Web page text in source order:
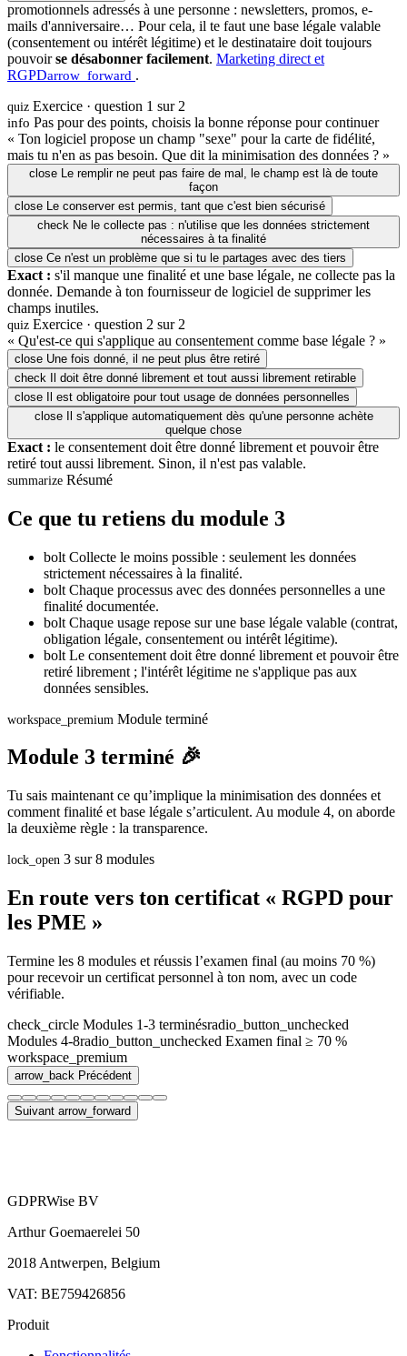
promotionnels adressés à une personne : newsletters, promos, e-
mails d'anniversaire… Pour cela, il te faut une base légale valable
(consentement ou intérêt légitime) et le destinataire doit toujours
pouvoirse désabonner facilement. Marketing direct et
RGPDarrow_forward .
quiz Exercice · question 1 sur 2
info Pas pour des points, choisis la bonne réponse pour continuer
« Ton logiciel propose un champ "sexe" pour la carte de fidélité,
mais tu n'en as pas besoin. Que dit la minimisation des données ? »
close Le remplir ne peut pas faire de mal, le champ est là de toute
façon
close Le conserver est permis, tant que c'est bien sécurisé
check Ne le collecte pas : n'utilise que les données strictement
nécessaires à ta finalité
close Ce n'est un problème que si tu le partages avec des tiers
Exact : s'il manque une finalité et une base légale, ne collecte pas la
donnée. Demande à ton fournisseur de logiciel de supprimer les
champs inutiles.
quiz Exercice · question 2 sur 2
« Qu'est-ce qui s'applique au consentement comme base légale ? »
close Une fois donné, il ne peut plus être retiré
check Il doit être donné librement et tout aussi librement retirable
close Il est obligatoire pour tout usage de données personnelles
close Il s'applique automatiquement dès qu'une personne achète
quelque chose
Exact : le consentement doit être donné librement et pouvoir être
retiré tout aussi librement. Sinon, il n'est pas valable.
summarize Résumé
Ce que tu retiens du module 3
bolt Collecte le moins possible : seulement les données
strictement nécessaires à la finalité.
bolt Chaque processus avec des données personnelles a une
finalité documentée.
bolt Chaque usage repose sur une base légale valable (contrat,
obligation légale, consentement ou intérêt légitime).
bolt Le consentement doit être donné librement et pouvoir être
retiré librement ; l'intérêt légitime ne s'applique pas aux
données sensibles.
workspace_premium Module terminé
Module 3 terminé 🎉
Tu sais maintenant ce qu’implique la minimisation des données et
comment finalité et base légale s’articulent. Au module 4, on aborde
la deuxième règle : la transparence.
lock_open 3 sur 8 modules
En route vers ton certificat « RGPD pour
les PME »
Termine les 8 modules et réussis l’examen final (au moins 70 %)
pour recevoir un certificat personnel à ton nom, avec un code
vérifiable.
check_circle Modules 1-3 terminésradio_button_unchecked
Modules 4-8radio_button_unchecked Examen final ≥ 70 %
workspace_premium
arrow_back Précédent
Suivant arrow_forward
GDPRWise BV
Arthur Goemaerelei 50
2018 Antwerpen, Belgium
VAT: BE759426856
Produit